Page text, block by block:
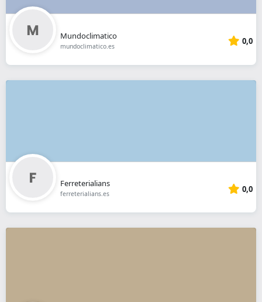
Mundoclimatico
mundoclimatico.es 0,0
Ferreterialians
ferreterialians.es 0,0